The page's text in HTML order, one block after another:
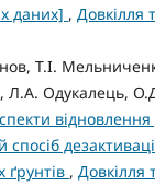
даних] , Довкілля
Т.І.
Л.А. Одукалець,
відновлення
ґрунтів , Довкілля